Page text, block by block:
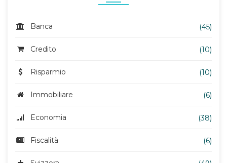
Banca (45)
Credito (10)
Risparmio (10)
Immobiliare (6)
Economia (38)
Fiscalità (6)